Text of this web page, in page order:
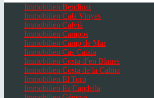
Immobilien Bendinat
Immobilien Cala Vinyes
Immobilien Calvià
Immobilien Campos
Immobilien Camp de Mar
Immobilien Cas Catala
Immobilien Costa d’en Blanes
Immobilien Costa de la Calma
Immobilien El Toro
Immobilien Es Capdella